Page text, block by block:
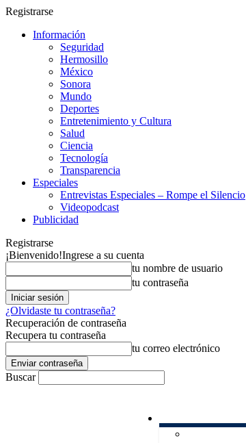
Registrarse
Información
Seguridad
Hermosillo
México
Sonora
Mundo
Deportes
Entretenimiento y Cultura
Salud
Ciencia
Tecnología
Transparencia
Especiales
Entrevistas Especiales – Rompe el Silencio
Videopodcast
Publicidad
Registrarse
¡Bienvenido!Ingrese a su cuenta
tu nombre de usuario
tu contraseña
¿Olvidaste tu contraseña?
Recuperación de contraseña
Recupera tu contraseña
tu correo electrónico
Buscar